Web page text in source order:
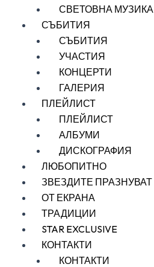
СВЕТОВНА МУЗИКА
СЪБИТИЯ
СЪБИТИЯ
УЧАСТИЯ
КОНЦЕРТИ
ГАЛЕРИЯ
ПЛЕЙЛИСТ
ПЛЕЙЛИСТ
АЛБУМИ
ДИСКОГРАФИЯ
ЛЮБОПИТНО
ЗВЕЗДИТЕ ПРАЗНУВАТ
ОТ ЕКРАНА
ТРАДИЦИИ
STAR EXCLUSIVE
КОНТАКТИ
КОНТАКТИ